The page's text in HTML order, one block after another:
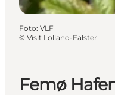
Femø
Foto: VLF
© Visit Lolland-Falster